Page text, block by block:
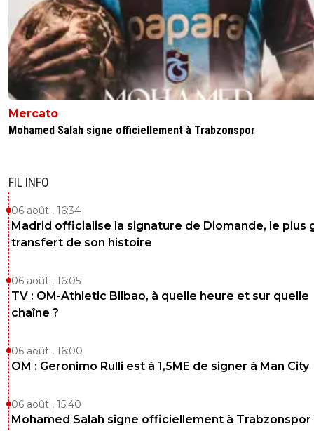
Mercato
Mohamed Salah signe officiellement à Trabzonspor
FIL INFO
06 août , 16:34
Madrid officialise la signature de Diomande, le plus
transfert de son histoire
06 août , 16:05
TV : OM-Athletic Bilbao, à quelle heure et sur quelle
chaîne ?
06 août , 16:00
OM : Geronimo Rulli est à 1,5ME de signer à Man City
06 août , 15:40
Mohamed Salah signe officiellement à Trabzonspor